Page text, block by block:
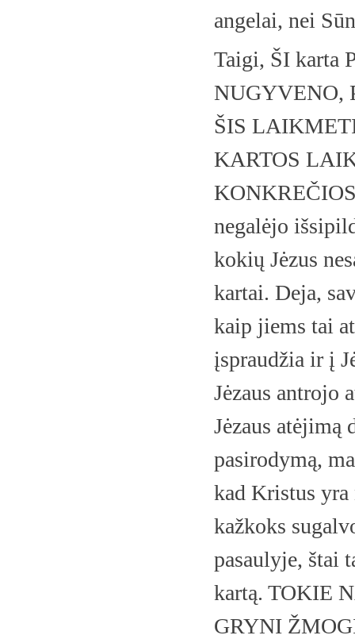
angelai, nei
Taigi, ŠI karta
NUGYVENO,
ŠIS
KARTOS
negalėjo
kokių Jėzus
kartai. Deja,
kaip jiems tai
įspraudžia ir į
Jėzaus antrojo
Jėzaus
pasirodymą,
kad Kristus
kažkoks
pasaulyje, štai
kartą. TOKIE
GRYNI